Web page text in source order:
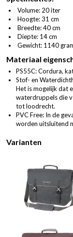
Volume: 20 iter
Hoogte: 31 cm
Breedte: 40 cm
Diepte: 14 cm
Gewicht: 1140
Materiaal
PS55C: Cordura,
Stof- en
Het is mogelijk dat
waterdruppels die
tot loodrecht.
PVC Free: In de
worden uitsluitend
Varianten